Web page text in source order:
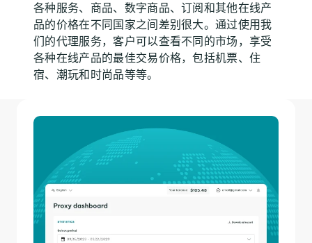
各种服务、商品、数字商品、订阅和其他在线产
品的价格在不同国家之间差别很大。通过使用我
们的代理服务，客户可以查看不同的市场，享受
各种在线产品的最佳交易价格，包括机票、住
宿、潮玩和时尚品等等。